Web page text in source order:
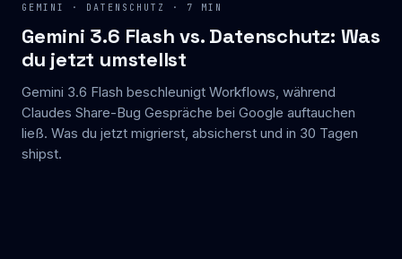
GEMINI · DATENSCHUTZ · 7 MIN
Gemini 3.6 Flash vs. Datenschutz: Was
du jetzt umstellst
Gemini 3.6 Flash beschleunigt Workflows, während
Claudes Share-Bug Gespräche bei Google auftauchen
ließ. Was du jetzt migrierst, absicherst und in 30 Tagen
shipst.